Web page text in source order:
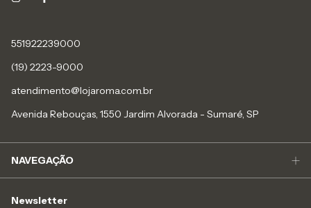
551922239000
(19) 2223-9000
atendimento@lojaroma.com.br
Avenida Rebouças, 1550 Jardim Alvorada - Sumaré, SP
NAVEGAÇÃO
Newsletter